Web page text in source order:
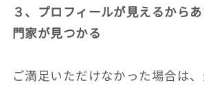
３、プロフィールが見えるから
門家が見つかる
ご満足いただけなかった場合は